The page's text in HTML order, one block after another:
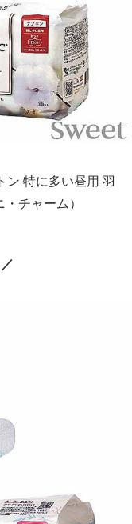
ン 特に多い昼用 羽
チャーム）